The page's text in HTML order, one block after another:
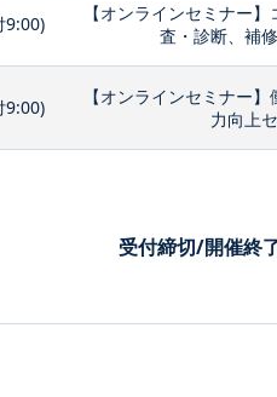
9:00)
【オンラインセミナー
査・診断、補
9:00)
【オンラインセミナー
力向上
受付締切/開催終